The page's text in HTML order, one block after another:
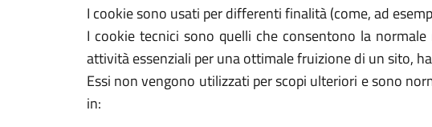
I cookie sono usati per differenti finalità (come, ad
I cookie tecnici sono quelli che consentono la
attività essenziali per una ottimale fruizione di un sito,
Essi non vengono utilizzati per scopi ulteriori e sono
in: